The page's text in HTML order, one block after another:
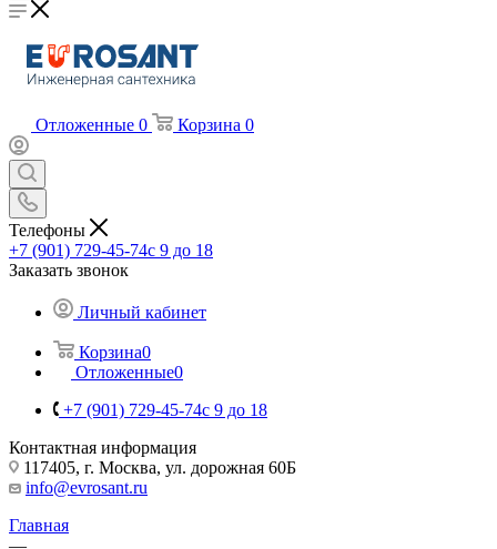
Отложенные 0 Корзина 0
Телефоны
+7 (901) 729-45-74c 9 до 18
Заказать звонок
Личный кабинет
Корзина0
Отложенные0
+7 (901) 729-45-74c 9 до 18
Контактная информация
117405, г. Москва, ул. дорожная 60Б
info@evrosant.ru
Главная
—